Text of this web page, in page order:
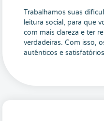
Trabalhamos suas
leitura social, para que
com mais clareza e ter
verdadeiras. Com isso,
autênticos e